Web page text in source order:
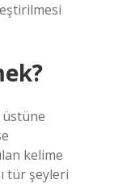
üstüne
kelime
tür şeyleri